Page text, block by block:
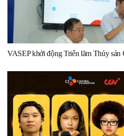
VASEP khởi động Triển lãm Thủy